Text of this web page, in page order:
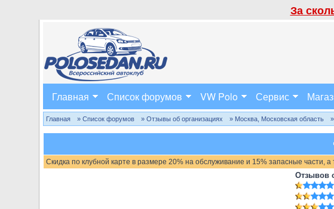
За
Главная Список форумов VW Polo Сервис
Главная » Список форумов » Отзывы об организациях » Москва, Московская область
Скидка по клубной карте в размере 20% на обслуживание и 15% запасные части,
Отзывов